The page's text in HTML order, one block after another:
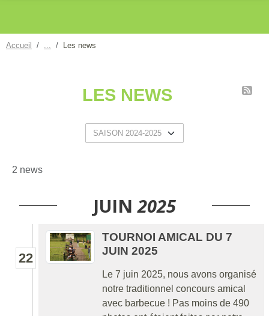
Accueil Les news
LES NEWS
2 news
JUIN 2025
22
TOURNOI AMICAL DU 7
JUIN 2025
Le 7 juin 2025, nous avons organisé
notre traditionnel concours amical
avec barbecue ! Pas moins de 490